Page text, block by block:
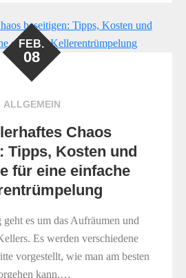
FEB.
08
ALLGEMEIN
Chaos
Tipps, Kosten und
für eine einfache
es um das Aufräumen und
Es werden verschiedene
vorgestellt, wie man am besten
kann.…